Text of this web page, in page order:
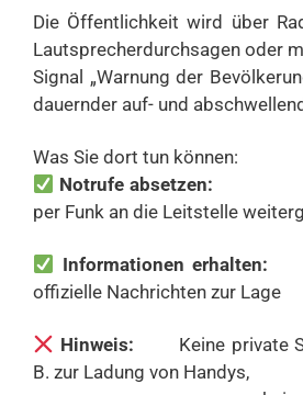
Die Öffentlichkeit wird über
Lautsprecherdurchsagen oder
Signal „Warnung der
dauernder auf- und
Was Sie dort tun können:
Notrufe absetzen: Ihre
per Funk an die Leitstelle
Informationen erhalten:
offizielle Nachrichten zur Lage
Hinweis: Keine private
B. zur Ladung